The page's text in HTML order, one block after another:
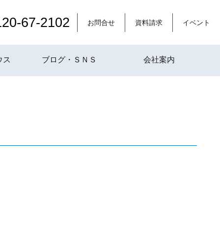
67-2102 お問合せ 資料請求 イベント
ス ブログ・ＳＮＳ 会社案内